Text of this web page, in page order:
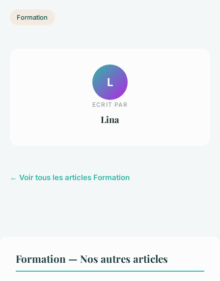
Formation
L
ECRIT PAR
Lina
← Voir tous les articles Formation
Formation — Nos autres articles